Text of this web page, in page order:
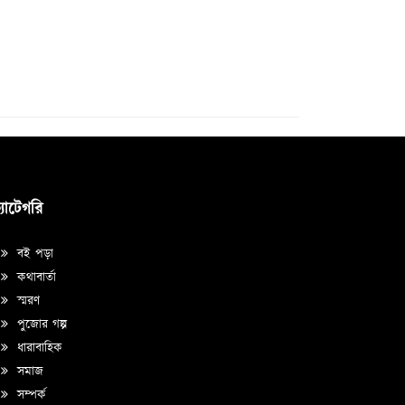
বই পড়া
কথাবার্তা
স্মরণ
পুজোর গল্প
ধারাবাহিক
সমাজ
সম্পর্ক